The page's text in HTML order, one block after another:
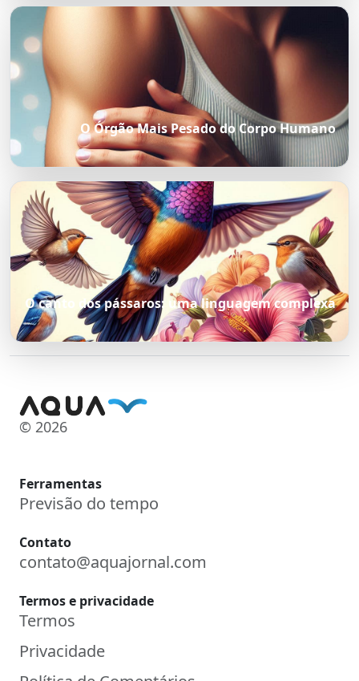
O Órgão Mais Pesado do Corpo Humano
O canto dos pássaros: uma linguagem complexa
© 2026
Ferramentas
Previsão do tempo
Contato
contato@aquajornal.com
Termos e privacidade
Termos
Privacidade